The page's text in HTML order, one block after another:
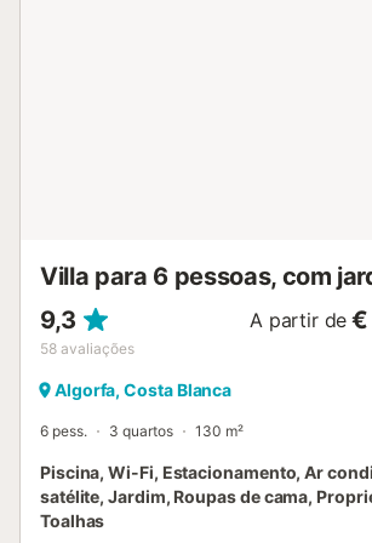
Villa para 6 pessoas, com
9,3
58 avaliações
A partir de €
Algorfa, Costa Blanca
6 pess. 3 quartos 130 m²
Piscina, Wi-Fi, Estacionamento, Ar
satélite, Jardim, Roupas de cama,
Toalhas